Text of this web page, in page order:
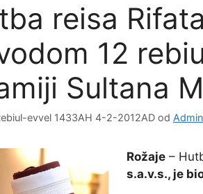
reisa
12
Sultana
evvel 1433AH 4-2-2012AD od
Rožaje–
s.a.v.s., je